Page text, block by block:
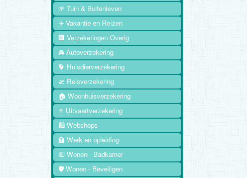
🌱 Tuin & Buitenleven
✈️ Vakantie en Reizen
🏢 Verzekeringen Overig
🚘 Autoverzekering
🐕 Huisdierverzekering
🛫 Reisverzekering
🏠 Woonhuisverzekering
✝️ Uitvaartverzekering
🛍️ Webshops
🏫 Werk en opleiding
🛀 Wonen - Badkamer
🛡️ Wonen - Beveiligen